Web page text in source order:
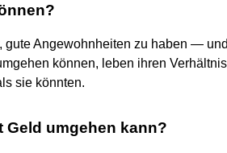
gute Angewohnheiten zu haben —
können, leben ihren
sie könnten.
Geld umgehen kann?